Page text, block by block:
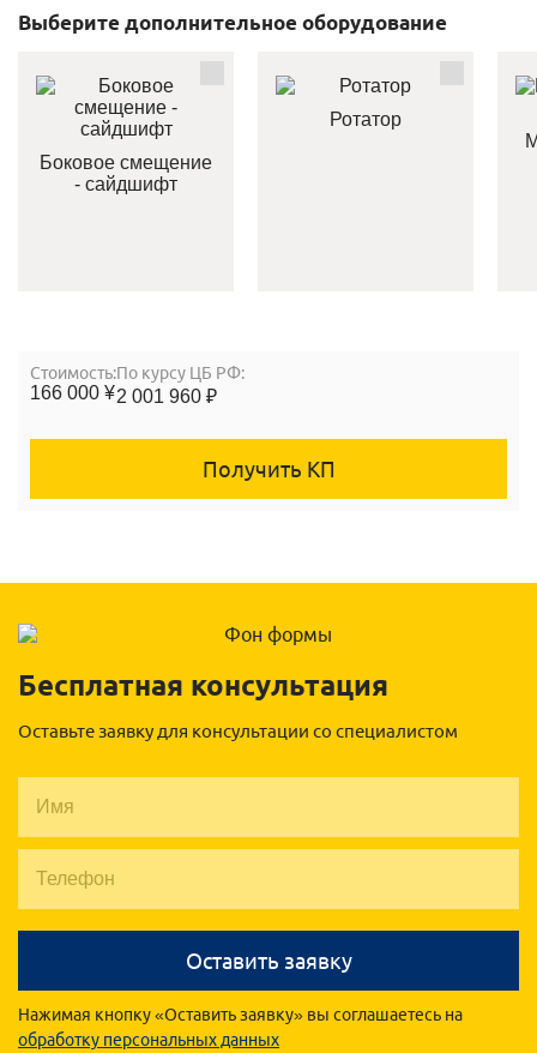
Выберите дополнительное оборудование
Боковое смещение
- сайдшифт
Ротатор
Cтоимость:
166 000 ¥
По курсу ЦБ РФ:
2 001 960 ₽
Получить КП
Бесплатная консультация
Оставьте заявку для консультации со специалистом
Оставить заявку
Нажимая кнопку «Оставить заявку» вы соглашаетесь на
обработку персональных данных